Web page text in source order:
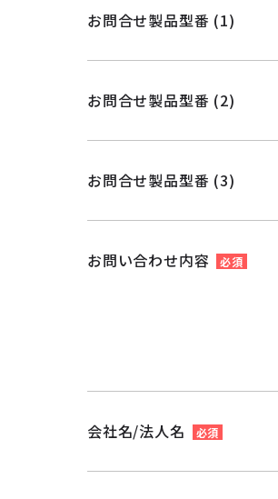
お問合せ製品型番 (1)
お問合せ製品型番 (2)
お問合せ製品型番 (3)
お問い合わせ内容 必須
会社名/法人名 必須